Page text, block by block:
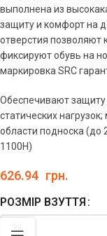
выполнена из
защиту и комфорт на
отверстия позволяют
фиксируют обувь на
маркировка SRC
Обеспечивают защиту
статических
области подноска
1100H)
626.94 грн.
РОЗМІР ВЗУТТЯ